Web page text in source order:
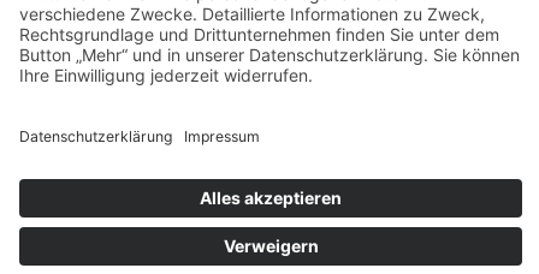
Hidas authentisch interpretieren.
Aktuelle Seite: Home
Lehrkräfte
© 2026 MUSIC ACADEMY[JAS]. Alle Rechte vorbehalten.